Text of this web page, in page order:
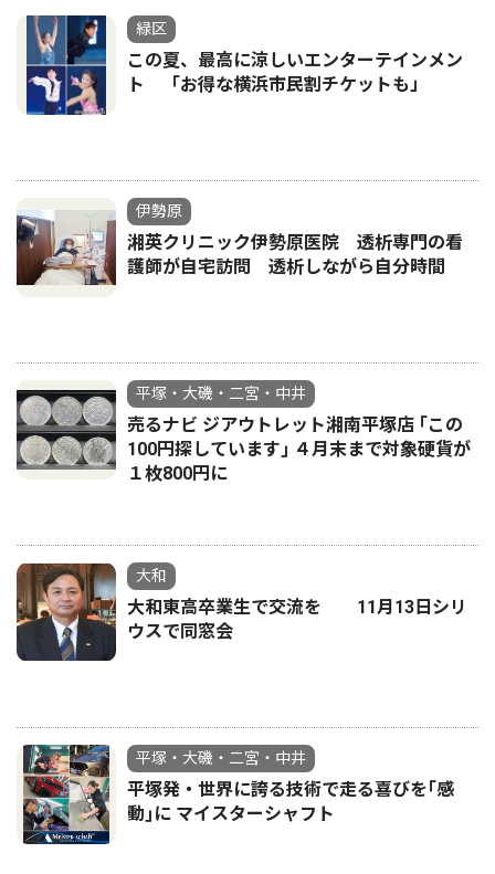
緑区
この夏、最高に涼しいエンターテインメン
ト 「お得な横浜市民割チケットも」
伊勢原
湘英クリニック伊勢原医院 透析専門の看
護師が自宅訪問 透析しながら自分時間
平塚・大磯・二宮・中井
売るナビ ジアウトレット湘南平塚店 ｢この
100円探しています｣ ４月末まで対象硬貨が
１枚800円に
大和
大和東高卒業生で交流を 11月13日シリ
ウスで同窓会
平塚・大磯・二宮・中井
平塚発・世界に誇る技術で走る喜びを｢感
動｣に マイスターシャフト